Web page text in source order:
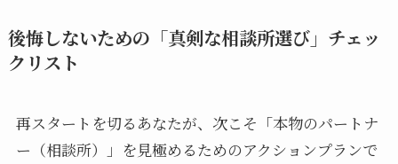
後悔しないための「真剣な相談所選び」チェッ
クリスト
再スタートを切るあなたが、次こそ「本物のパートナ
ー（相談所）」を見極めるためのアクションプランで